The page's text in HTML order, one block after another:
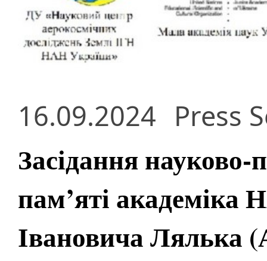
16.09.2024 Press
Засідання
пам’яті
Івановича Лялька